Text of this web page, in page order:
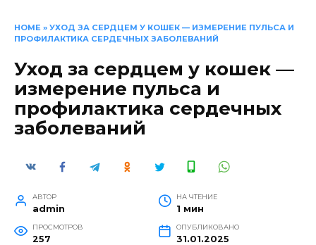
HOME » УХОД ЗА СЕРДЦЕМ У КОШЕК — ИЗМЕРЕНИЕ ПУЛЬСА И
ПРОФИЛАКТИКА СЕРДЕЧНЫХ ЗАБОЛЕВАНИЙ
Уход за сердцем у кошек —
измерение пульса и
профилактика сердечных
заболеваний
АВТОР
admin
НА ЧТЕНИЕ
1 мин
ПРОСМОТРОВ
257
ОПУБЛИКОВАНО
31.01.2025